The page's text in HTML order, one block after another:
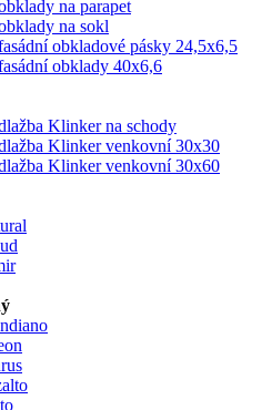
na parapet
na sokl
obkladové pásky 24,5x6,5
obklady 40x6,6
Klinker na schody
Klinker venkovní 30x30
Klinker venkovní 30x60